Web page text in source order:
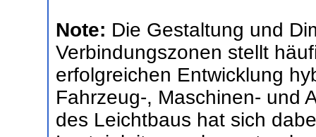
Note: Die Gestaltung und
Verbindungszonen stellt
erfolgreichen Entwicklung
Fahrzeug-, Maschinen- und
des Leichtbaus hat sich